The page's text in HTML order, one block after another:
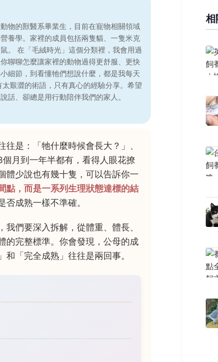
物的獸醫系畢業生，目前在寵物相關領域
養學。家裡的成員包括兩隻貓、一隻米克
。 在「毛絨時光」這個分類裡，我會用過
聊聊怎麼讓家裡的動物過得更舒服、更快
細節，到看懂牠們想說什麼，都是我每天
艱澀的術語，只有真心的經驗分享。希望
話、卻總是用行動陪伴我們的家人。
是：「牠什麼時候會長大？」、
月到一年半都有，看得人眼花撩
體少說也有幾十隻，可以告訴你一
點，而是一系列生理狀態達標的結
否成熟一樣不準確。
們要深入拆解，從體重、體長、
的完整標準。你會發現，公母的成
「完全成熟」往往是兩回事。
相